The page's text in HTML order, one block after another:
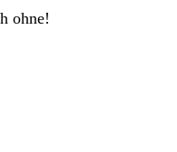
ohne!